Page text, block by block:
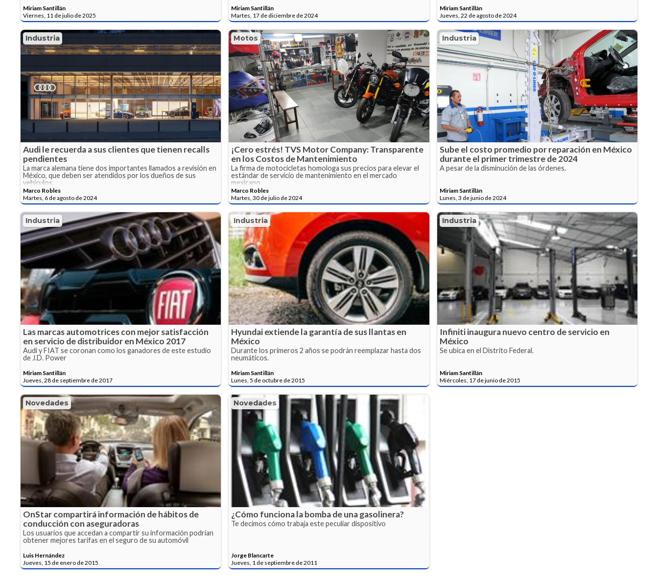
Miriam Santillán
Viernes, 11 de julio de 2025
Miriam Santillán
Martes, 17 de diciembre de 2024
Miriam Santillán
Jueves, 22 de agosto de 2024
Industria
Audi le recuerda a sus clientes que tienen recalls
pendientes
La marca alemana tiene dos importantes llamados a revisión en
México, que deben ser atendidos por los dueños de sus
vehículos.
Marco Robles
Martes, 6 de agosto de 2024
Motos
¡Cero estrés! TVS Motor Company: Transparente
en los Costos de Mantenimiento
La firma de motocicletas homologa sus precios para elevar el
estándar de servicio de mantenimiento en el mercado
mexicano.
Marco Robles
Martes, 30 de julio de 2024
Industria
Sube el costo promedio por reparación en México
durante el primer trimestre de 2024
A pesar de la disminución de las órdenes.
Miriam Santillán
Lunes, 3 de junio de 2024
Industria
Las marcas automotrices con mejor satisfacción
en servicio de distribuidor en México 2017
Audi y FIAT se coronan como los ganadores de este estudio
de J.D. Power
Miriam Santillán
Jueves, 28 de septiembre de 2017
Industria
Hyundai extiende la garantía de sus llantas en
México
Durante los primeros 2 años se podrán reemplazar hasta dos
neumáticos.
Miriam Santillán
Lunes, 5 de octubre de 2015
Industria
Infiniti inaugura nuevo centro de servicio en
México
Se ubica en el Distrito Federal.
Miriam Santillán
Miércoles, 17 de junio de 2015
Novedades
OnStar compartirá información de hábitos de
conducción con aseguradoras
Los usuarios que accedan a compartir su información podrían
obtener mejores tarifas en el seguro de su automóvil
Luis Hernández
Jueves, 15 de enero de 2015
Novedades
¿Cómo funciona la bomba de una gasolinera?
Te decimos cómo trabaja este peculiar dispositivo
Jorge Blancarte
Jueves, 1 de septiembre de 2011